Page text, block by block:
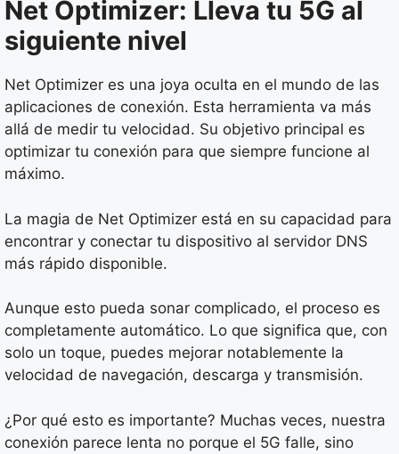
Net Optimizer: Lleva tu 5G al
siguiente nivel
Net Optimizer es una joya oculta en el mundo de las
aplicaciones de conexión. Esta herramienta va más
allá de medir tu velocidad. Su objetivo principal es
optimizar tu conexión para que siempre funcione al
máximo.
La magia de Net Optimizer está en su capacidad para
encontrar y conectar tu dispositivo al servidor DNS
más rápido disponible.
Aunque esto pueda sonar complicado, el proceso es
completamente automático. Lo que significa que, con
solo un toque, puedes mejorar notablemente la
velocidad de navegación, descarga y transmisión.
¿Por qué esto es importante? Muchas veces, nuestra
conexión parece lenta no porque el 5G falle, sino